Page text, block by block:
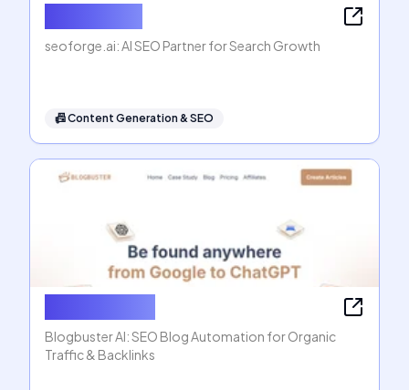
seoforge.ai: AI SEO Partner for Search Growth
📠Content Generation & SEO
Blogbuster AI: SEO Blog Automation for Organic
Traffic & Backlinks